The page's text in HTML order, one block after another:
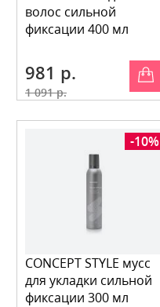
волос сильной
фиксации 400 мл
981 р.
1 091 р.
-10%
CONCEPT STYLE мусс
для укладки сильной
фиксации 300 мл